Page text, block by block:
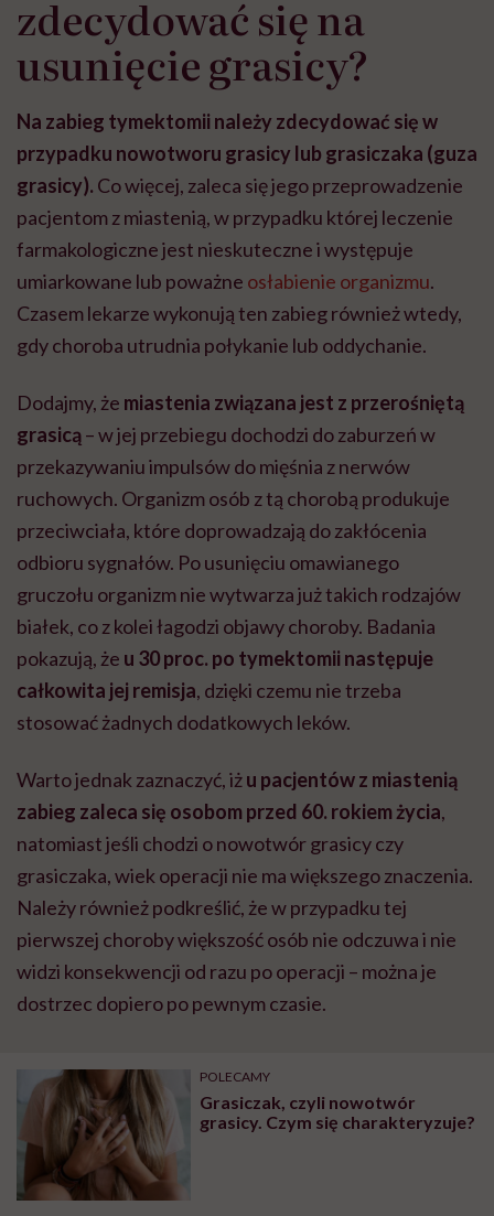
zdecydować się na
usunięcie grasicy?
Na zabieg tymektomii należy zdecydować się w
przypadku nowotworu grasicy lub grasiczaka (guza
grasicy). Co więcej, zaleca się jego przeprowadzenie
pacjentom z miastenią, w przypadku której leczenie
farmakologiczne jest nieskuteczne i występuje
umiarkowane lub poważne osłabienie organizmu.
Czasem lekarze wykonują ten zabieg również wtedy,
gdy choroba utrudnia połykanie lub oddychanie.
Dodajmy, że miastenia związana jest z przerośniętą
grasicą– w jej przebiegu dochodzi do zaburzeń w
przekazywaniu impulsów do mięśnia z nerwów
ruchowych. Organizm osób z tą chorobą produkuje
przeciwciała, które doprowadzają do zakłócenia
odbioru sygnałów. Pousunięciu omawianego
gruczołu organizm nie wytwarza już takich rodzajów
białek, co z kolei łagodzi objawy choroby. Badania
pokazują, że u 30 proc. po tymektomii następuje
całkowita jej remisja, dzięki czemu nie trzeba
stosować żadnych dodatkowych leków.
Warto jednak zaznaczyć, iżu pacjentów z miastenią
zabieg zaleca się osobom przed 60. rokiem życia,
natomiast jeśli chodzi o nowotwór grasicy czy
grasiczaka, wiek operacji nie ma większego znaczenia.
Należy również podkreślić, że w przypadku tej
pierwszej choroby większość osób nie odczuwa i nie
widzi konsekwencji od razu po operacji – można je
dostrzec dopiero po pewnym czasie.
POLECAMY
Grasiczak, czyli nowotwór
grasicy. Czym się charakteryzuje?